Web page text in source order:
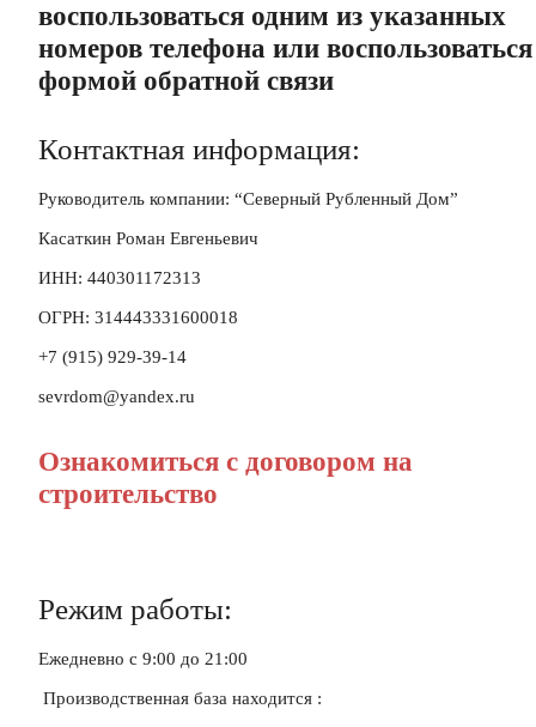
воспользоваться одним из указанных
номеров телефона или воспользоваться
формой обратной связи
Контактная информация:
Руководитель компании: “Северный Рубленный Дом”
Касаткин Роман Евгеньевич
ИНН: 440301172313
ОГРН: 314443331600018
+7 (915) 929-39-14
sevrdom@yandex.ru
Ознакомиться с договором на
строительство
Режим работы:
Ежедневно c 9:00 до 21:00
Производственная база находится :